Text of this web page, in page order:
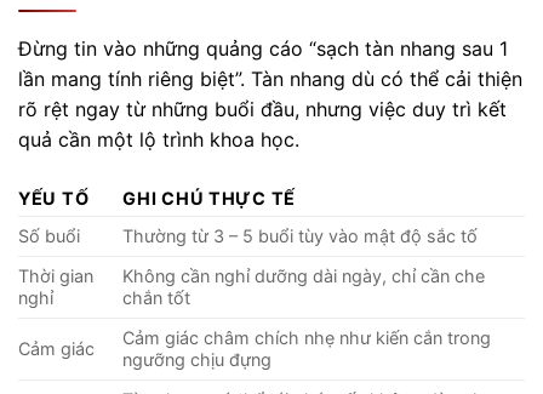
Đừng tin vào những quảng cáo “sạch tàn nhang sau 1
lần mang tính riêng biệt”. Tàn nhang dù có thể cải thiện
rõ rệt ngay từ những buổi đầu, nhưng việc duy trì kết
quả cần một lộ trình khoa học.
YẾU TỐ
GHI CHÚ THỰC TẾ
Số buổi
Thường từ 3 – 5 buổi tùy vào mật độ sắc tố
Thời gian
nghỉ
Không cần nghỉ dưỡng dài ngày, chỉ cần che
chắn tốt
Cảm giác
Cảm giác châm chích nhẹ như kiến cắn trong
ngưỡng chịu đựng